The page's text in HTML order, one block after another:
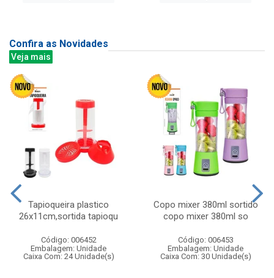
Confira as Novidades
Veja mais
Tapioqueira plastico
26x11cm,sortida tapioqu
Código: 006452
Embalagem: Unidade
Caixa Com: 24 Unidade(s)
Copo mixer 380ml sortido
copo mixer 380ml so
Código: 006453
Embalagem: Unidade
Caixa Com: 30 Unidade(s)